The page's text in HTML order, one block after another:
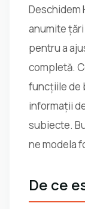
Deschidem
anumite
pentru a
completă.
funcțiile de
informații
subiecte.
ne modela
De ce